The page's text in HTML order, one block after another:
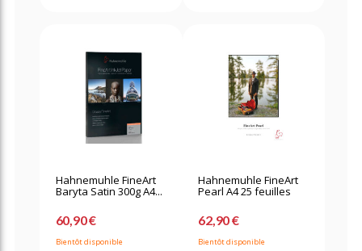
Hahnemuhle FineArt
Baryta Satin 300g A4...
60,90 €
Bientôt disponible
Hahnemuhle FineArt
Pearl A4 25 feuilles
62,90 €
Bientôt disponible